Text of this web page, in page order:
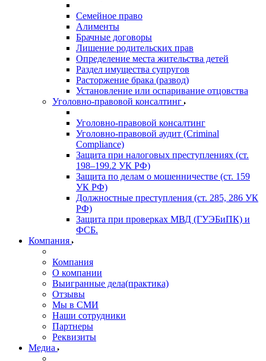
Семейное право
Алименты
Брачные договоры
Лишение родительских прав
Определение места жительства детей
Раздел имущества супругов
Расторжение брака (развод)
Установление или оспаривание отцовства
Уголовно-правовой консалтинг
Уголовно-правовой консалтинг
Уголовно-правовой аудит (Criminal
Compliance)
Защита при налоговых преступлениях (ст.
198–199.2 УК РФ)
Защита по делам о мошенничестве (ст. 159
УК РФ)
Должностные преступления (ст. 285, 286 УК
РФ)
Защита при проверках МВД (ГУЭБиПК) и
ФСБ.
Компания
Компания
О компании
Выигранные дела(практика)
Отзывы
Мы в СМИ
Наши сотрудники
Партнеры
Реквизиты
Медиа